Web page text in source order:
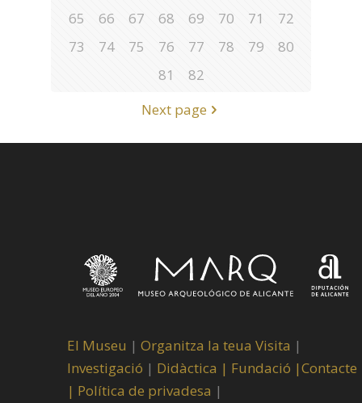
65
66 67 68 69 70 71
72
73
74 75 76 77 78 79
80
81
82
Next page
El Museu | Organitza la teua Visita |
Investigació | Didàctica | Fundació |Contacte
| Política de privadesa |